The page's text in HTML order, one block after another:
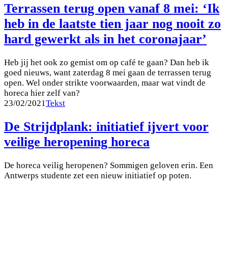
Terrassen terug open vanaf 8 mei: ‘Ik
heb in de laatste tien jaar nog nooit zo
hard gewerkt als in het coronajaar’
Heb jij het ook zo gemist om op café te gaan? Dan heb ik
goed nieuws, want zaterdag 8 mei gaan de terrassen terug
open. Wel onder strikte voorwaarden, maar wat vindt de
horeca hier zelf van?
23/02/2021Tekst
De Strijdplank: initiatief ijvert voor
veilige heropening horeca
De horeca veilig heropenen? Sommigen geloven erin. Een
Antwerps studente zet een nieuw initiatief op poten.